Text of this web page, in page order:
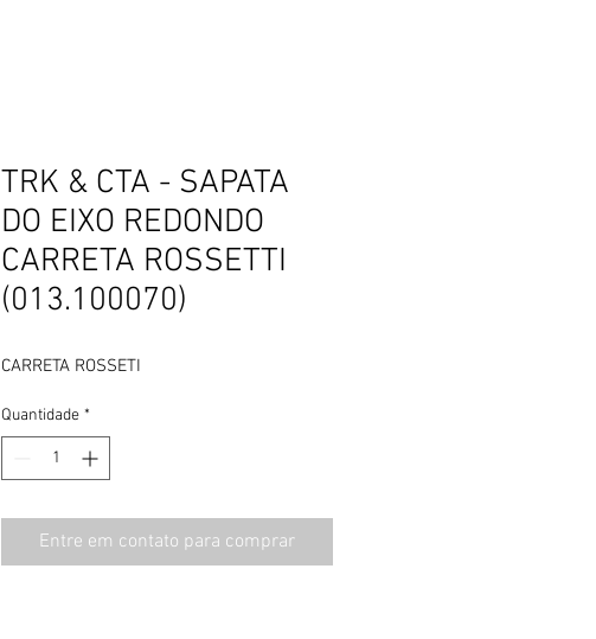
TRK & CTA - SAPATA
DO EIXO REDONDO
CARRETA ROSSETTI
(013.100070)
CARRETA ROSSETI
Quantidade *
Entre em contato para comprar